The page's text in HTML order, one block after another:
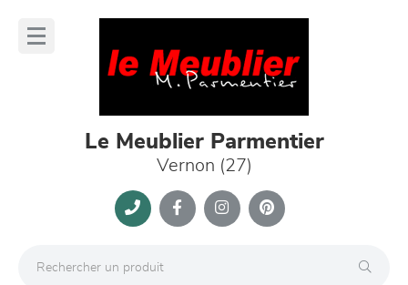
Le Meublier Parmentier
Vernon (27)